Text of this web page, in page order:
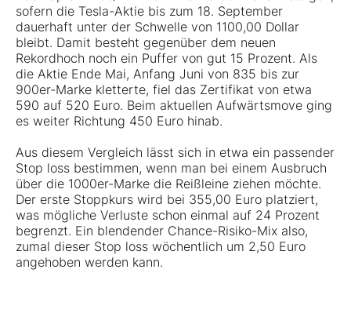
sofern die Tesla-Aktie bis zum 18. September
dauerhaft unter der Schwelle von 1100,00 Dollar
bleibt. Damit besteht gegenüber dem neuen
Rekordhoch noch ein Puffer von gut 15 Prozent. Als
die Aktie Ende Mai, Anfang Juni von 835 bis zur
900er-Marke kletterte, fiel das Zertifikat von etwa
590 auf 520 Euro. Beim aktuellen Aufwärtsmove ging
es weiter Richtung 450 Euro hinab.
Aus diesem Vergleich lässt sich in etwa ein passender
Stop loss bestimmen, wenn man bei einem Ausbruch
über die 1000er-Marke die Reißleine ziehen möchte.
Der erste Stoppkurs wird bei 355,00 Euro platziert,
was mögliche Verluste schon einmal auf 24 Prozent
begrenzt. Ein blendender Chance-Risiko-Mix also,
zumal dieser Stop loss wöchentlich um 2,50 Euro
angehoben werden kann.